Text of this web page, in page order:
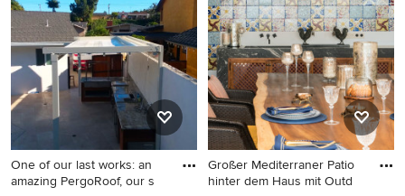
Dielen in Paris
One of our last works: an
amazing PergoRoof, our s
Großer Mediterraner Patio
hinter dem Haus mit Outd